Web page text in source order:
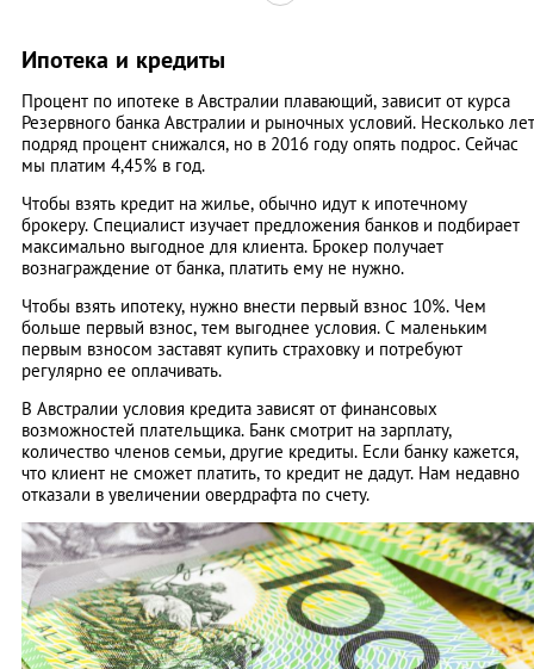
Ипотека и кредиты
Процент по ипотеке в Австралии плавающий, зависит от курса
Резервного банка Австралии и рыночных условий. Несколько лет
подряд процент снижался, но в 2016 году опять подрос. Сейчас
мы платим 4,45% в год.
Чтобы взять кредит на жилье, обычно идут к ипотечному
брокеру. Специалист изучает предложения банков и подбирает
максимально выгодное для клиента. Брокер получает
вознаграждение от банка, платить ему не нужно.
Чтобы взять ипотеку, нужно внести первый взнос 10%. Чем
больше первый взнос, тем выгоднее условия. С маленьким
первым взносом заставят купить страховку и потребуют
регулярно ее оплачивать.
В Австралии условия кредита зависят от финансовых
возможностей плательщика. Банк смотрит на зарплату,
количество членов семьи, другие кредиты. Если банку кажется,
что клиент не сможет платить, то кредит не дадут. Нам недавно
отказали в увеличении овердрафта по счету.